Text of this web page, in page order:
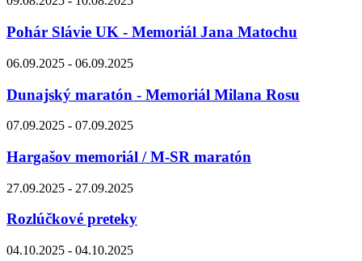
Pohár Slávie UK - Memoriál Jana Matochu
06.09.2025 - 06.09.2025
Dunajský maratón - Memoriál Milana Rosu
07.09.2025 - 07.09.2025
Hargašov memoriál / M-SR maratón
27.09.2025 - 27.09.2025
Rozlúčkové preteky
04.10.2025 - 04.10.2025